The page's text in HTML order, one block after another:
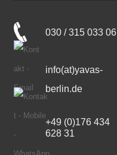
030 / 315 033 06
info(at)yavas-
berlin.de
+49 (0)176 434
628 31